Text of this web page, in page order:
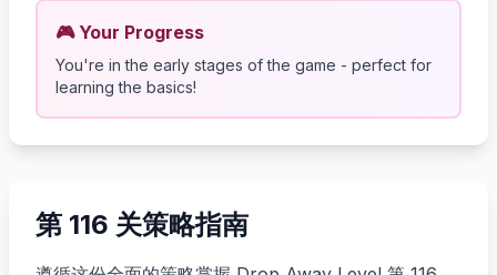
🎮 Your Progress
You're in the early stages of the game - perfect for
learning the basics!
第 116 关策略指南